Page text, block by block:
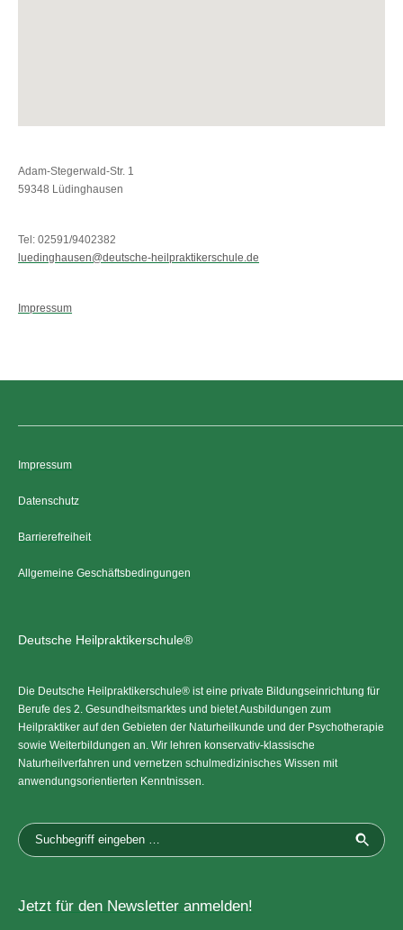
Adam-Stegerwald-Str. 1
59348 Lüdinghausen
Tel: 02591/9402382
luedinghausen@deutsche-heilpraktikerschule.de
Impressum
Impressum
Datenschutz
Barrierefreiheit
Allgemeine Geschäftsbedingungen
Deutsche Heilpraktikerschule®
Die Deutsche Heilpraktikerschule® ist eine private Bildungseinrichtung für
Berufe des 2. Gesundheitsmarktes und bietet Ausbildungen zum
Heilpraktiker auf den Gebieten der Naturheilkunde und der Psychotherapie
sowie Weiterbildungen an. Wir lehren konservativ-klassische
Naturheilverfahren und vernetzen schulmedizinisches Wissen mit
anwendungsorientierten Kenntnissen.
Jetzt für den Newsletter anmelden!